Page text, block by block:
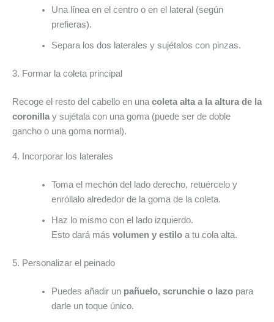
Una línea en el centro o en el lateral (según
prefieras).
Separa los dos laterales y sujétalos con pinzas.
3. Formar la coleta principal
Recoge el resto del cabello en una coleta alta a la altura de la
coronilla y sujétala con una goma (puede ser de doble
gancho o una goma normal).
4. Incorporar los laterales
Toma el mechón del lado derecho, retuércelo y
enróllalo alrededor de la goma de la coleta.
Haz lo mismo con el lado izquierdo.
Esto dará más volumen y estiloa tu cola alta.
5. Personalizar el peinado
Puedes añadir un pañuelo, scrunchie o lazopara
darle un toque único.